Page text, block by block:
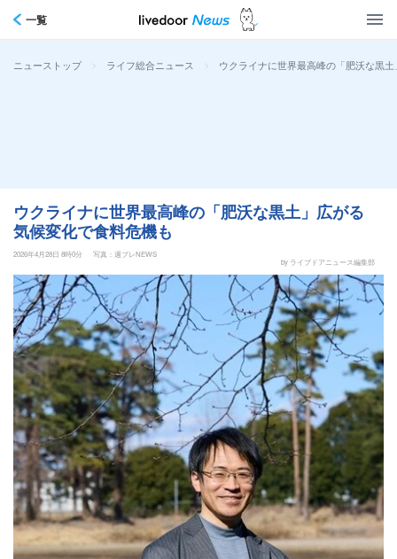
一覧
ニューストップ > ライフ総合ニュース > ウクライナに世界最高峰の「肥沃な黒
ウクライナに世界最高峰の「肥沃な黒土」広がる
気候変化で食料危機も
2026年4月28日 8時0分
写真：週プレNEWS
by ライブドアニュース編集部